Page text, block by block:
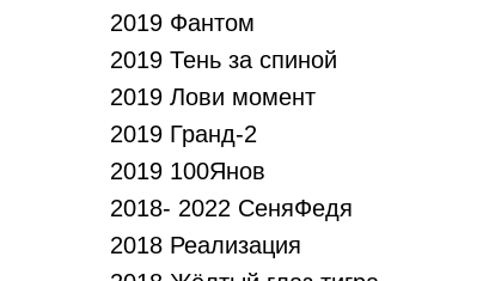
2019 Фантом
2019 Тень за спиной
2019 Лови момент
2019 Гранд-2
2019 100Янов
2018- 2022 СеняФедя
2018 Реализация